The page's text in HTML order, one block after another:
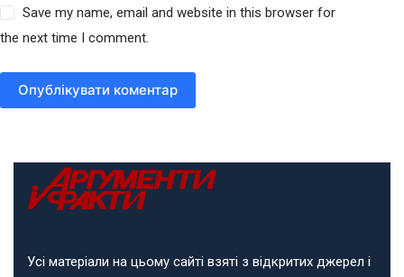
Save my name, email and website in this browser for
the next time I comment.
Опублікувати коментар
Усі матеріали на цьому сайті взяті з відкритих джерел і